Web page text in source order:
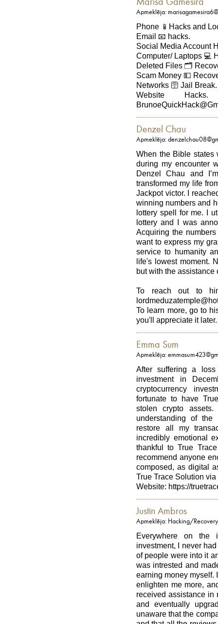
Marisa Gamesira
Apmeklēja:
Phone 📱Hacks and
Email 📧 hacks.
Social Media Account
Computer/ Laptops 💻
Deleted Files 🗂️
Scam Money 💵
Networks 🛜 Jail Break.
Website
Denzel Chau
Apmeklēja:
When the Bible states
during my encounter
Denzel Chau and
transformed my life
Jackpot victor. I
winning numbers and
lottery spell for me. I
lottery and I was
Acquiring the
want to express my
service to humanity
life's lowest moment.
but with the assistance
To reach out to
To learn more, go to
you'll appreciate it later.
Emma Sum
Apmeklēja:
After suffering a
investment in
cryptocurrency
fortunate to have
stolen crypto
understanding of
restore all my
incredibly emotional
thankful to True
recommend anyone
composed, as digital
True Trace Solution
Website: https://
Justin Ambros
Apmeklēja: Hacking/
Everywhere on the
investment, I never
of people were into it
was intrested and
earning money myself.
enlighten me more,
received assistance in
and eventually
unaware that the